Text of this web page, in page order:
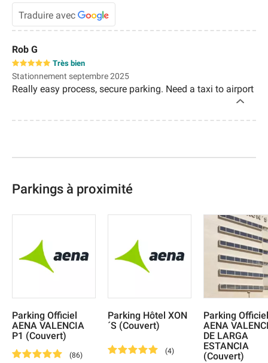
Traduire avec
Rob G
Très bien
Stationnement septembre 2025
Really easy process, secure parking. Need a taxi to airport
Parkings à proximité
Parking Officiel
AENA VALENCIA
P1 (Couvert)
(86)
Parking Hôtel XON
´S (Couvert)
(4)
Parking Officiel
AENA
DE LARGA
ESTANCIA
(Couvert)